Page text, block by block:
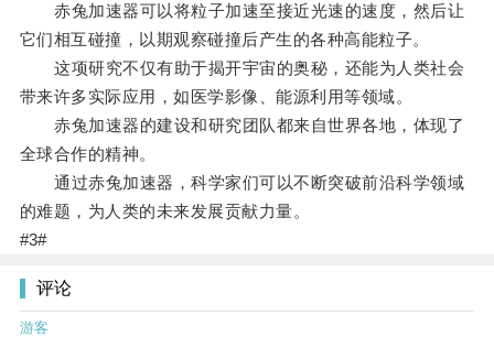
赤兔加速器可以将粒子加速至接近光速的速度，然后让
它们相互碰撞，以期观察碰撞后产生的各种高能粒子。
这项研究不仅有助于揭开宇宙的奥秘，还能为人类社会
带来许多实际应用，如医学影像、能源利用等领域。
赤兔加速器的建设和研究团队都来自世界各地，体现了
全球合作的精神。
通过赤兔加速器，科学家们可以不断突破前沿科学领域
的难题，为人类的未来发展贡献力量。
#3#
评论
游客